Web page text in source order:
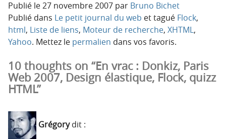
Publié le27 novembre 2007 par Bruno Bichet
Publié dans Le petit journal du web et tagué Flock,
html, Liste de liens, Moteur de recherche, XHTML,
Yahoo. Mettez le permalien dans vos favoris.
10 thoughts on “En vrac : Donkiz, Paris
Web 2007, Design élastique, Flock, quizz
HTML”
Grégory dit :